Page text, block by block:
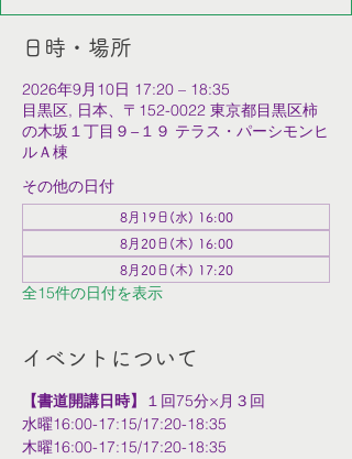
日時・場所
2026年9月10日 17:20 – 18:35
目黒区, 日本、〒152-0022 東京都目黒区柿
の木坂１丁目９−１９ テラス・パーシモンヒ
ルＡ棟
その他の日付
8月19日(水) 16:00
8月20日(木) 16:00
8月20日(木) 17:20
全15件の日付を表示
イベントについて
【書道開講日時】
１回75分×月３回
水曜16:00-17:15/17:20-18:35
木曜16:00-17:15/17:20-18:35